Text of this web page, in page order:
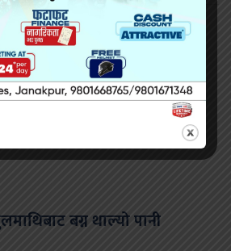
बग्न थाल्यो पानी